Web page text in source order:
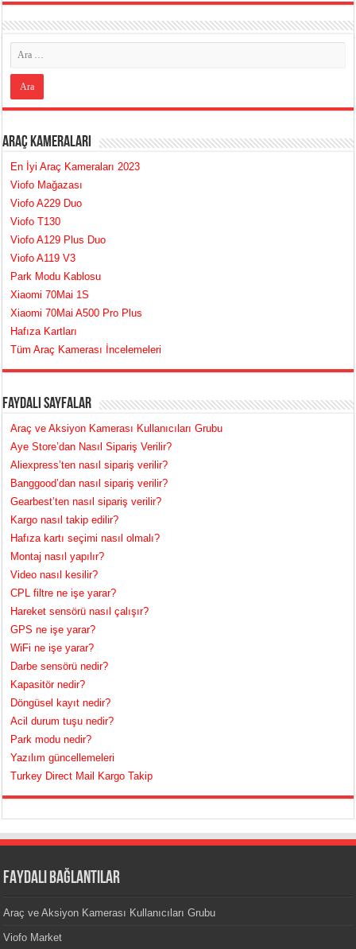
Araç Kameraları
En İyi Araç Kameraları 2023
Viofo Mağazası
Viofo A229 Duo
Viofo T130
Viofo A129 Plus Duo
Viofo A119 V3
Park Modu Kablosu
Xiaomi 70Mai 1S
Xiaomi 70Mai A500 Pro Plus
Hafıza Kartları
Tüm Araç Kamerası İncelemeleri
Faydalı Sayfalar
Araç ve Aksiyon Kamerası Kullanıcıları Grubu
Aye Store’dan Nasıl Sipariş Verilir?
Aliexpress’ten nasıl sipariş verilir?
Banggood’dan nasıl sipariş verilir?
Gearbest’ten nasıl sipariş verilir?
Kargo nasıl takip edilir?
Hafıza kartı seçimi nasıl olmalı?
Montaj nasıl yapılır?
Video nasıl kesilir?
CPL filtre ne işe yarar?
Hareket sensörü nasıl çalışır?
GPS ne işe yarar?
WiFi ne işe yarar?
Darbe sensörü nedir?
Kapasitör nedir?
Döngüsel kayıt nedir?
Acil durum tuşu nedir?
Park modu nedir?
Yazılım güncellemeleri
Turkey Direct Mail Kargo Takip
FAYDALI BAĞLANTILAR
Araç ve Aksiyon Kamerası Kullanıcıları Grubu
Viofo Market